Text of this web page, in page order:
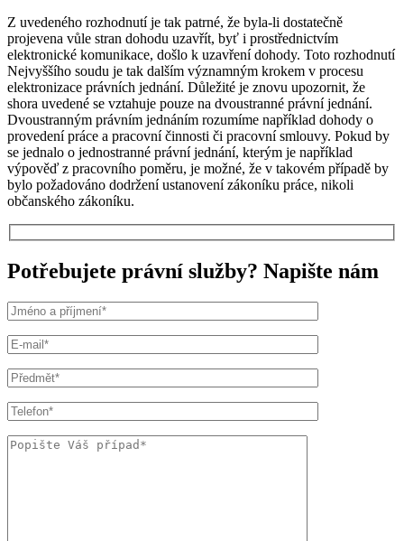
Z uvedeného rozhodnutí je tak patrné, že byla-li dostatečně
projevena vůle stran dohodu uzavřít, byť i prostřednictvím
elektronické komunikace, došlo k uzavření dohody. Toto rozhodnutí
Nejvyššího soudu je tak dalším významným krokem v procesu
elektronizace právních jednání. Důležité je znovu upozornit, že
shora uvedené se vztahuje pouze na dvoustranné právní jednání.
Dvoustranným právním jednáním rozumíme například dohody o
provedení práce a pracovní činnosti či pracovní smlouvy. Pokud by
se jednalo o jednostranné právní jednání, kterým je například
výpověď z pracovního poměru, je možné, že v takovém případě by
bylo požadováno dodržení ustanovení zákoníku práce, nikoli
občanského zákoníku.
Potřebujete právní služby? Napište nám